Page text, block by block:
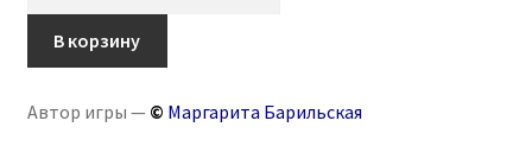
Календарь
ожидания
года
В корзину
Автор игры — © Маргарита Барильская